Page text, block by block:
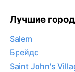
Лучшие
Salem
Брейдс
Saint John's